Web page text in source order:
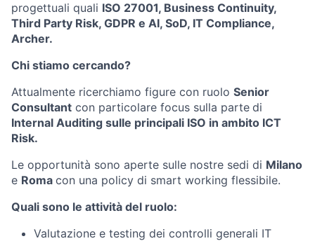
progettuali quali ISO 27001, Business Continuity,
Third Party Risk, GDPR e AI, SoD, IT Compliance,
Archer.
Chi stiamo cercando?
Attualmente ricerchiamo figure con ruolo Senior
Consultant con particolare focus sulla parte di
Internal Auditing sulle principali ISO in ambito ICT
Risk.
Le opportunità sono aperte sulle nostre sedi di Milano
e Roma con una policy di smart working flessibile.
Quali sono le attività del ruolo:
Valutazione e testing dei controlli generali IT